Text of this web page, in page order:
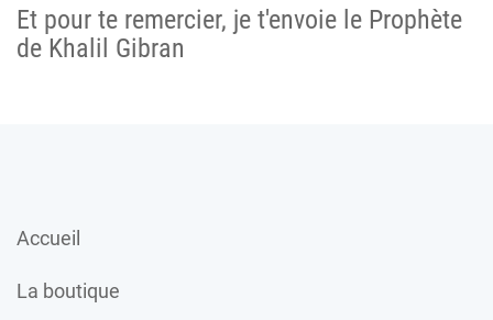
Et pour te remercier, je t'envoie le Prophète
de Khalil Gibran
Accueil
La boutique